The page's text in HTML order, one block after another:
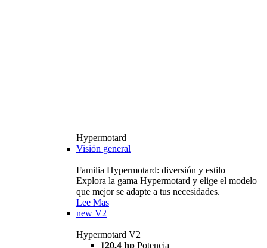
Hypermotard
Visión general
Familia Hypermotard: diversión y estilo
Explora la gama Hypermotard y elige el modelo
que mejor se adapte a tus necesidades.
Lee Mas
new V2
Hypermotard V2
120,4 hp Potencia